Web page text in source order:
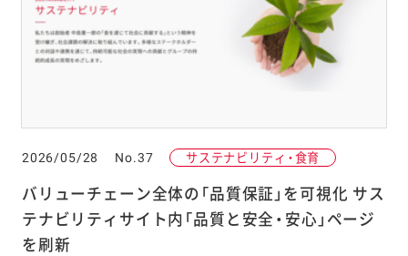
2026/05/28 No.37 サステナビリティ・食育
バリューチェーン全体の「品質保証」を可視化 サス
テナビリティサイト内「品質と安全・安心」ページ
を刷新